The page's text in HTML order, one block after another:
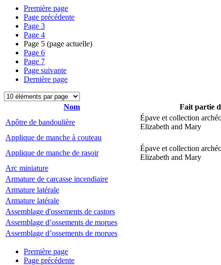
Première page
Page précédente
Page 3
Page 4
Page 5 (page actuelle)
Page 6
Page 7
Page suivante
Dernière page
Nom
Fait partie
Apôtre de bandoulière
Épave et collection
Elizabeth and Mary
Applique de manche à couteau
Applique de manche de rasoir
Épave et collection
Elizabeth and Mary
Arc miniature
Armature de carcasse incendiaire
Armature latérale
Armature latérale
Assemblage d'ossements de castors
Assemblage d’ossements de morues
Assemblage d’ossements de morues
Première page
Page précédente